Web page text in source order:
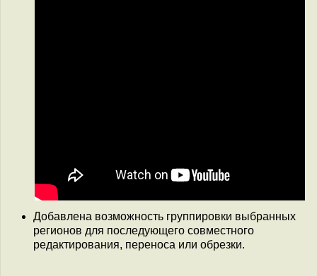
Добавлена возможность группировки выбранных
регионов для последующего совместного
редактирования, переноса или обрезки.